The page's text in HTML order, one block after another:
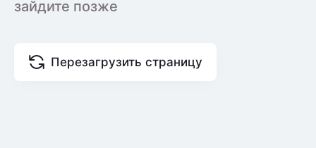
зайдите позже
Перезагрузить страницу